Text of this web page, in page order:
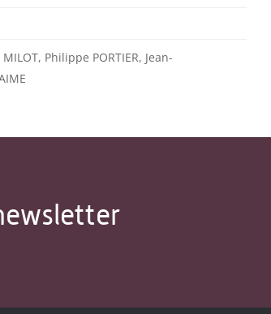
Philippe PORTIER, Jean-